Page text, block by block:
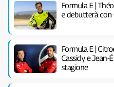
Formula E |
e debutterà con
Formula E |
Cassidy e Jean-
stagione